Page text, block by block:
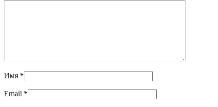
Имя *
Email *